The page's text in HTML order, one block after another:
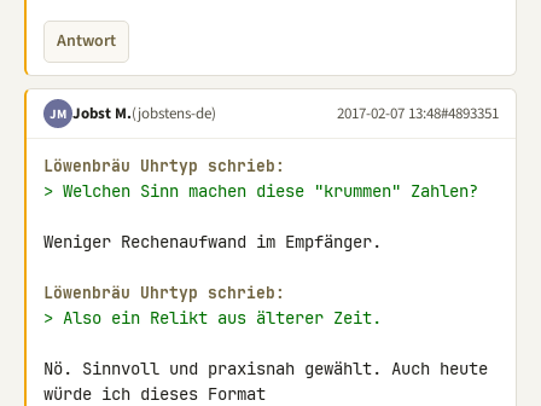
Antwort
JM Jobst M.(jobstens-de) 2017-02-07 13:48#4893351
Löwenbräu Uhrtyp schrieb:
> Welchen Sinn machen diese "krummen" Zahlen?
Weniger Rechenaufwand im Empfänger.
Löwenbräu Uhrtyp schrieb:
> Also ein Relikt aus älterer Zeit.
Nö. Sinnvoll und praxisnah gewählt. Auch heute
würde ich dieses Format